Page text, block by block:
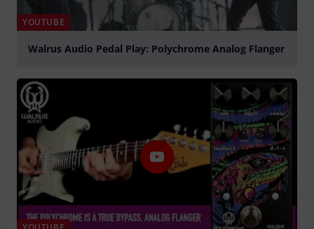
YOUTUBE
Walrus Audio Pedal Play: Polychrome Analog Flanger